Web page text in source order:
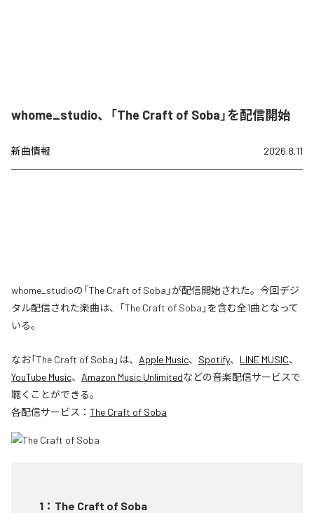
whome_studio、「The Craft of Soba」を配信開始
新曲情報 2026.8.11
whome_studioの「The Craft of Soba」が配信開始された。今回デジ
タル配信された楽曲は、「The Craft of Soba」を含む全1曲となって
いる。
なお「The Craft of Soba 」は、 Apple Music、 Spotify、 LINE MUSIC、
YouTube Music、 Amazon Music Unlimitedなどの音楽配信サービスで
聴くことができる。
各配信サービス： The Craft of Soba
1 ： The Craft of Soba